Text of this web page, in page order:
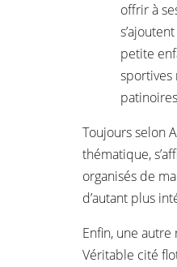
offrir à
petite
sportives
Toujours selon
thématique,
organisés de
d’autant plus
Enfin, une
Véritable cité